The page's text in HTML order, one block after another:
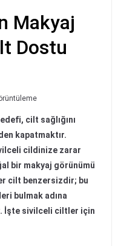
Makyaj
Dostu
cilt sağlığını
kapatmaktır.
cildinize zarar
bir makyaj görünümü
cilt benzersizdir; bu
bulmak adına
İşte sivilceli ciltler için